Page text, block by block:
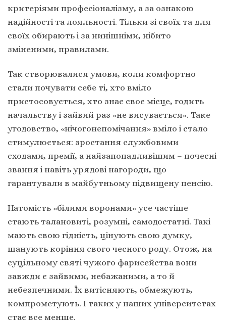
критеріями професіоналізму, а за ознакою
надійності та лояльності. Тільки зі своїх та для
своїх обирають і за нинішніми, нібито
зміненими, правилами.
Так створювалися умови, коли комфортно
стали почувати себе ті, хто вміло
пристосовується, хто знає своє місце, годить
начальству і зайвий раз «не висувається». Таке
угодовство, «нічогонепомічання» вміло і стало
стимулюється: зростання службовими
сходами, премії, а найзапопадливішим – почесні
звання і навіть урядові нагороди, що
гарантували в майбутньому підвищену пенсію.
Натомість «білими воронами» усе частіше
стають талановиті, розумні, самодостатні. Такі
мають свою гідність, цінують свою думку,
шанують коріння свого чесного роду. Отож, на
суцільному святі чужого фарисейства вони
завжди є зайвими, небажаними, а то й
небезпечними. Їх витісняють, обмежують,
компрометують. І таких у наших університетах
стає все менше.